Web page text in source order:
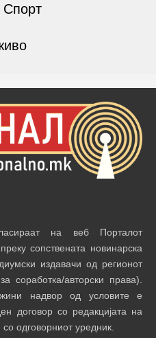
Спорт
на веб Порталот
сопствената новинарска
издавачи од регионот
соработка/авторски права).
надвор од условите е
договор со редакцијата на
одговорниот уредник.